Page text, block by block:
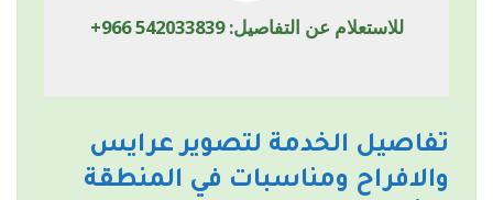
للاستعلام عن التفاصيل:+966 542033839
تفاصيل الخدمة لتصوير عرايس
والافراح ومناسبات في المنطقة